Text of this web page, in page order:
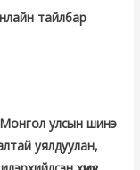
тайлбар
Монгол улсын шинэ
уялдуулан,